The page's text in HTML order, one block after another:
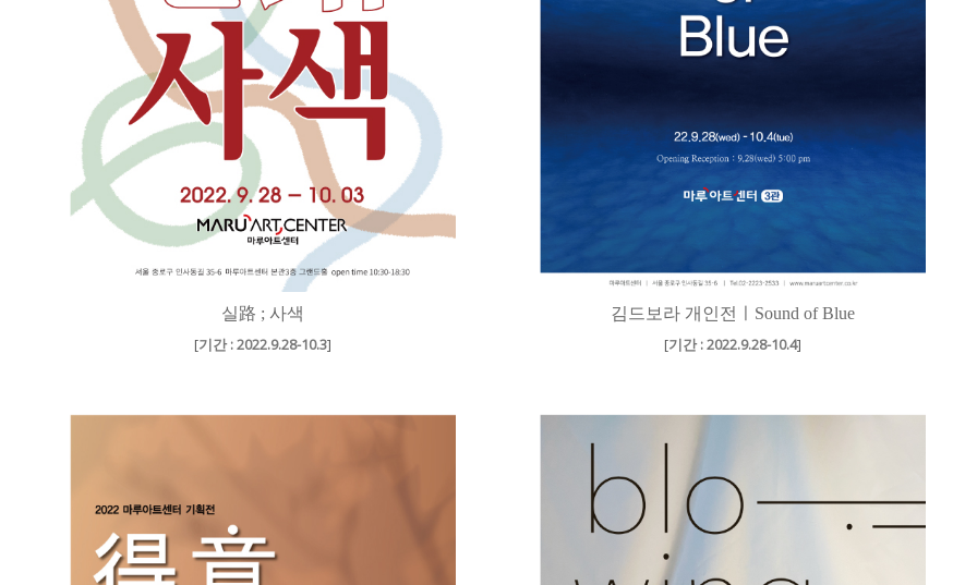
실路 ; 사색
[기간 : 2022.9.28-10.3]
김드보라 개인전ㅣSound of Blue
[기간 : 2022.9.28-10.4]